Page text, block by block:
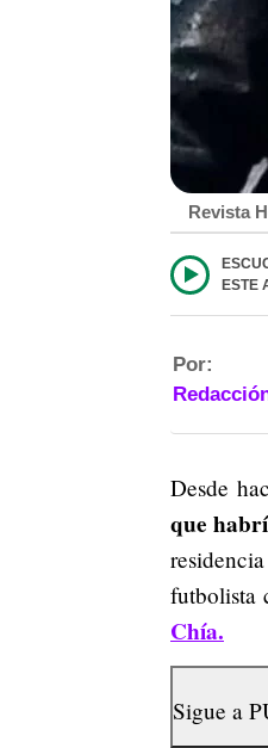
Revista
ESTE
Por:
Desde
que
futbolista
Chía.
Sigue a